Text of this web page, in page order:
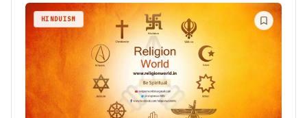
HINDUISM